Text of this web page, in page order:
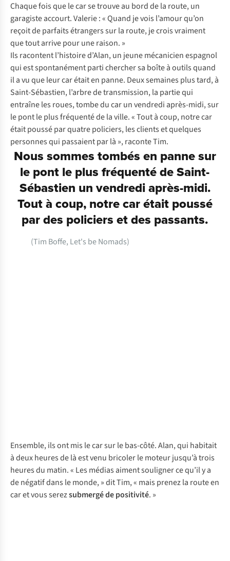
Chaque fois que le car se trouve au bord de la route, un
garagiste accourt. Valerie : « Quand je vois l’amour qu’on
reçoit de parfaits étrangers sur la route, je crois vraiment
que tout arrive pour une raison. »
Ils racontent l’histoire d’Alan, un jeune mécanicien espagnol
qui est spontanément parti chercher sa boîte à outils quand
il a vu que leur car était en panne. Deux semaines plus tard, à
Saint-Sébastien, l’arbre de transmission, la partie qui
entraîne les roues, tombe du car un vendredi après-midi, sur
le pont le plus fréquenté de la ville. « Tout à coup, notre car
était poussé par quatre policiers, les clients et quelques
personnes qui passaient par là », raconte Tim.
Nous sommes tombés en panne sur
le pont le plus fréquenté de Saint-
Sébastien un vendredi après-midi.
Tout à coup, notre car était poussé
par des policiers et des passants.
(Tim Boffe, Let's be Nomads)
Ensemble, ils ont mis le car sur le bas-côté. Alan, qui habitait
à deux heures de là est venu bricoler le moteur jusqu’à trois
heures du matin. « Les médias aiment souligner ce qu’il y a
de négatif dans le monde, » dit Tim, « mais prenez la route en
car et vous serezsubmergé de positivité. »